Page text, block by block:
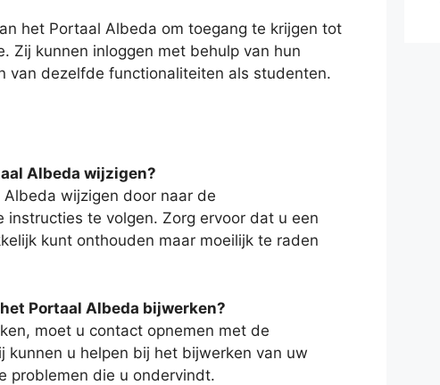
het Portaal Albeda om toegang te krijgen tot
Zij kunnen inloggen met behulp van hun
van dezelfde functionaliteiten als studenten.
Albeda wijzigen?
wijzigen door naar de
te volgen. Zorg ervoor dat u een
kunt onthouden maar moeilijk te raden
Portaal Albeda bijwerken?
moet u contact opnemen met de
u helpen bij het bijwerken van uw
problemen die u ondervindt.